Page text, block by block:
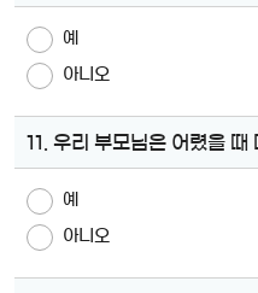
예
아니오
11. 우리 부모님은 어렸을 때
예
아니오